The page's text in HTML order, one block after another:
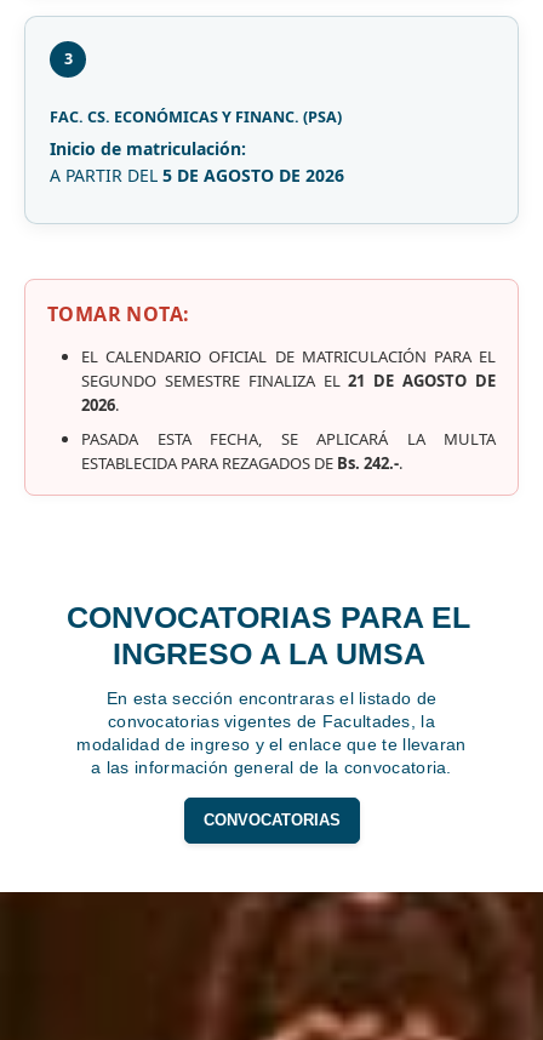
3
FAC. CS. ECONÓMICAS Y FINANC. (PSA)
Inicio de matriculación:
A PARTIR DEL 5 DE AGOSTO DE 2026
TOMAR NOTA:
EL CALENDARIO OFICIAL DE MATRICULACIÓN PARA EL
SEGUNDO SEMESTRE FINALIZA EL21 DE AGOSTO DE
2026.
PASADA ESTA FECHA, SE APLICARÁ LA MULTA
ESTABLECIDA PARA REZAGADOS DE Bs. 242.-.
CONVOCATORIAS PARA EL
INGRESO A LA UMSA
En esta sección encontraras el listado de
convocatorias vigentes de Facultades, la
modalidad de ingreso y el enlace que te llevaran
a las información general de la convocatoria.
CONVOCATORIAS